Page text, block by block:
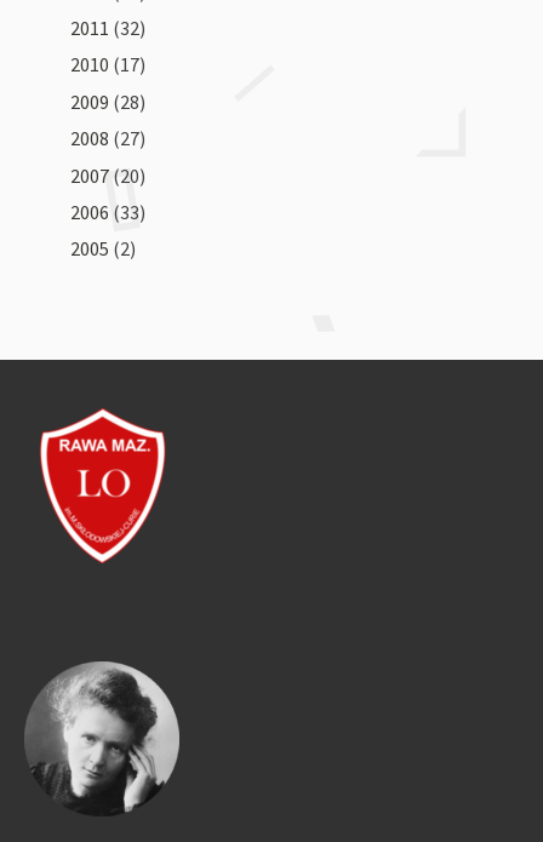
2011 (32)
2010 (17)
2009 (28)
2008 (27)
2007 (20)
2006 (33)
2005 (2)